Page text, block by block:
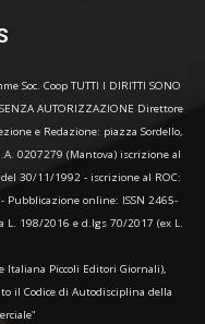
Soc. Coop TUTTI I DIRITTI SONO
AUTORIZZAZIONE Direttore
e Redazione: piazza Sordello,
0207279 (Mantova) iscrizione al
30/11/1992 - iscrizione al ROC:
Pubblicazione online: ISSN 2465-
198/2016 e d.lgs 70/2017 (ex L.
Italiana Piccoli Editori Giornali),
il Codice di Autodisciplina della